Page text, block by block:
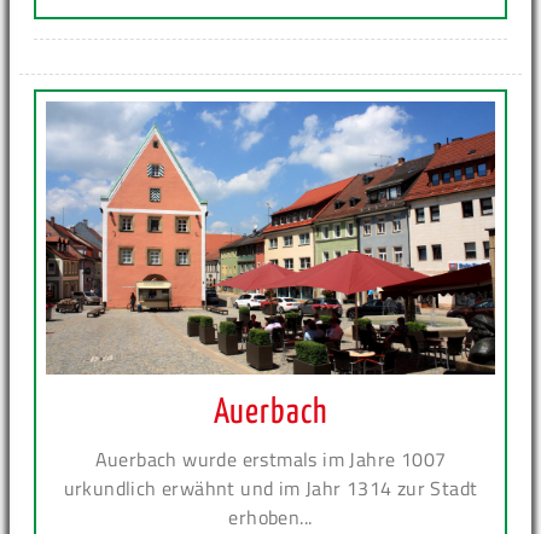
Auerbach
Auerbach wurde erstmals im Jahre 1007
urkundlich erwähnt und im Jahr 1314 zur Stadt
erhoben...